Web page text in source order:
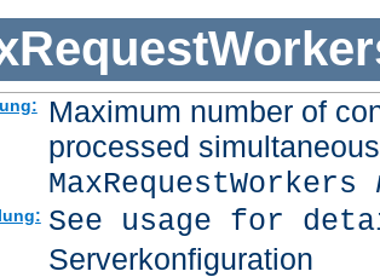
Maximum number of
processed
MaxRequestWorkers
See usage for
Serverkonfiguration